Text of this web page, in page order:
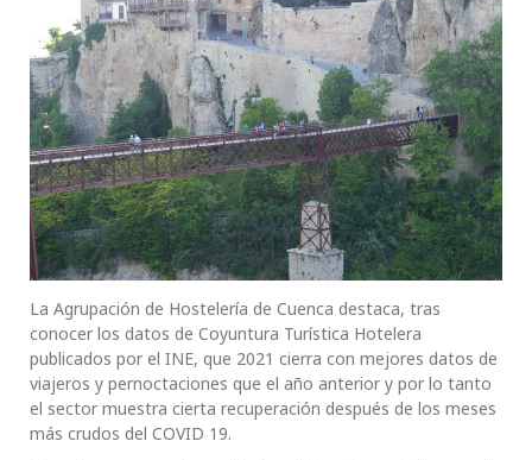
La Agrupación de Hostelería de Cuenca destaca, tras
conocer los datos de Coyuntura Turística Hotelera
publicados por el INE, que 2021 cierra con mejores datos de
viajeros y pernoctaciones que el año anterior y por lo tanto
el sector muestra cierta recuperación después de los meses
más crudos del COVID 19.